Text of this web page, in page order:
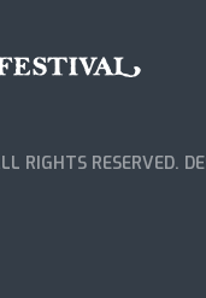
RESERVED.